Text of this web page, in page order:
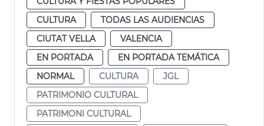
CULTURA
TODAS LAS AUDIENCIAS
CIUTAT VELLA
VALENCIA
EN PORTADA
EN PORTADA TEMÁTICA
NORMAL
CULTURA
JGL
PATRIMONIO CULTURAL
PATRIMONI CULTURAL